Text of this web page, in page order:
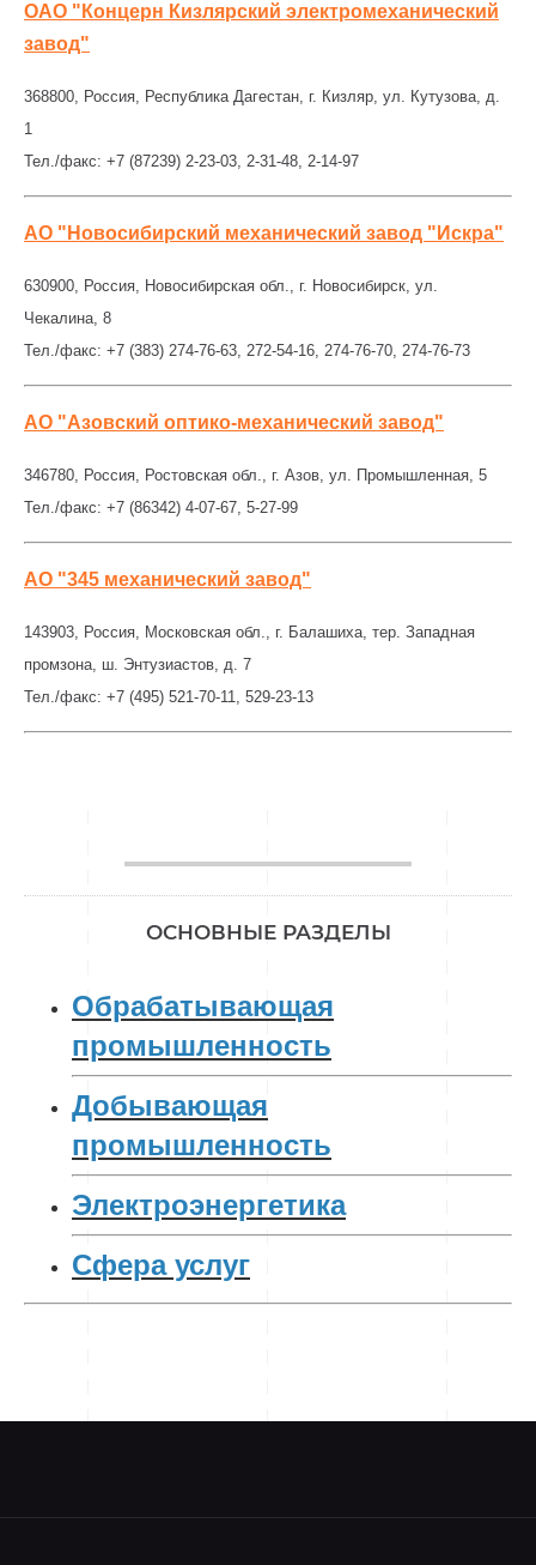
ОАО "Концерн Кизлярский электромеханический
завод"
368800, Россия, Республика Дагестан, г. Кизляр, ул. Кутузова, д.
1
Тел./факс: +7 (87239) 2-23-03, 2-31-48, 2-14-97
АО "Новосибирский механический завод "Искра"
630900, Россия, Новосибирская обл., г. Новосибирск, ул.
Чекалина, 8
Тел./факс: +7 (383) 274-76-63, 272-54-16, 274-76-70, 274-76-73
АО "Азовский оптико-механический завод"
346780, Россия, Ростовская обл., г. Азов, ул. Промышленная, 5
Тел./факс: +7 (86342) 4-07-67, 5-27-99
АО "345 механический завод"
143903, Россия, Московская обл., г. Балашиха, тер. Западная
промзона, ш. Энтузиастов, д. 7
Тел./факс: +7 (495) 521-70-11, 529-23-13
________________
ОСНОВНЫЕ РАЗДЕЛЫ
Обрабатывающая
промышленность
Добывающая
промышленность
Электроэнергетика
Сфера услуг